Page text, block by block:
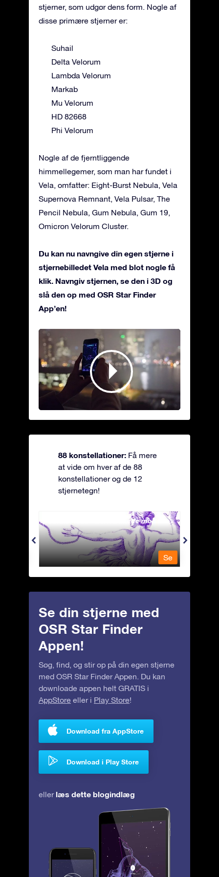
stjerner, som udgør dens form. Nogle af
disse primære stjerner er:
Suhail
Delta Velorum
Lambda Velorum
Markab
Mu Velorum
HD 82668
Phi Velorum
Nogle af de fjerntliggende
himmellegemer, som man har fundet i
Vela, omfatter: Eight-Burst Nebula, Vela
Supernova Remnant, Vela Pulsar, The
Pencil Nebula, Gum Nebula, Gum 19,
Omicron Velorum Cluster.
Du kan nu navngive din egen stjerne i
stjernebilledet Vela med blot nogle få
klik. Navngiv stjernen, se den i 3D og
slå den op med OSR Star Finder
App’en!
88 konstellationer: Få mere
at vide om hver af de 88
konstellationer og de 12
stjernetegn!
Andromeda - Den lænkede mø
Se
Se din stjerne med
OSR Star Finder
Appen!
Søg, find, og stir op på din egen stjerne
med OSR Star Finder Appen. Du kan
downloade appen helt GRATIS i
AppStore eller i Play Store!
Download fra AppStore
Download i Play Store
eller læs dette blogindlæg